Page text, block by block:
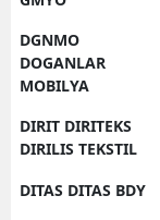
DGNMO
DOGANLAR
MOBILYA
DIRIT DIRITEKS
DIRILIS TEKSTIL
DITAS DITAS BDY